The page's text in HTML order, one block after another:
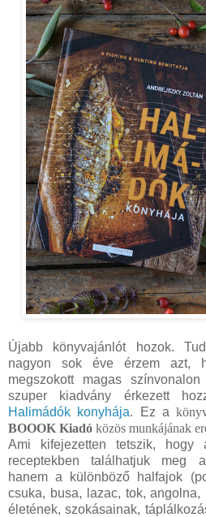
Újabb könyvajánlót hozok.
nagyon sok éve érzem azt,
megszokott magas
szuper kiadvány érkezett
Halimádók konyhája. Ez a
BOOOK Kiadó közös munkájának
Ami kifejezetten tetszik, hogy
receptekben találhatjuk meg
hanem a különböző halfajok
csuka, busa, lazac, tok,
életének, szokásainak,